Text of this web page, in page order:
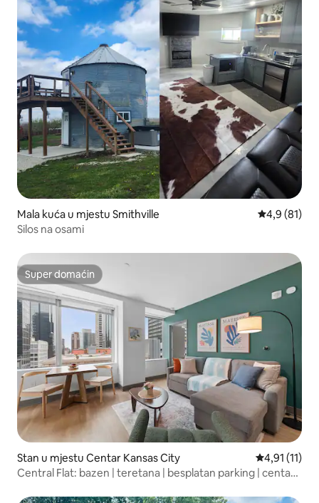
Mala kuća u mjestu Smithville prosječna
4,9 (81)
Silos na osami
Super domaćin
Super domaćin
Stan u mjestu Centar Kansas City prosječna
4,91 (11)
Central Flat: bazen | teretana | besplatan parking | centar